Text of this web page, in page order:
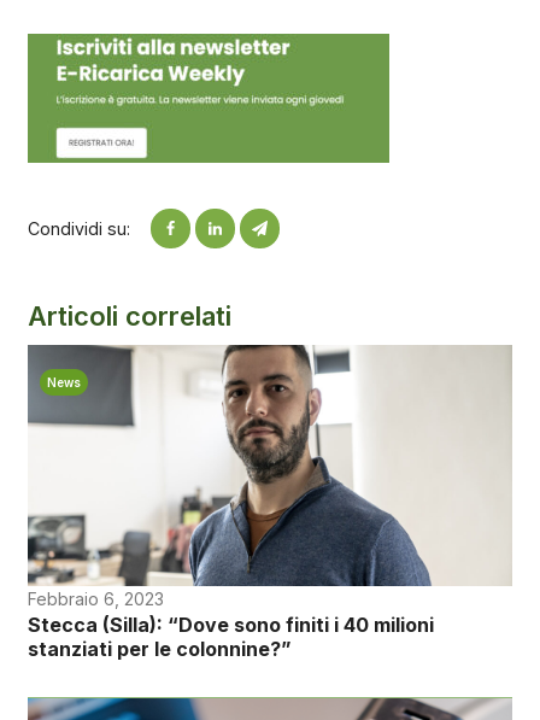
Condividi su:
Articoli correlati
News
Febbraio 6, 2023
Stecca (Silla): “Dove sono finiti i 40 milioni
stanziati per le colonnine?”